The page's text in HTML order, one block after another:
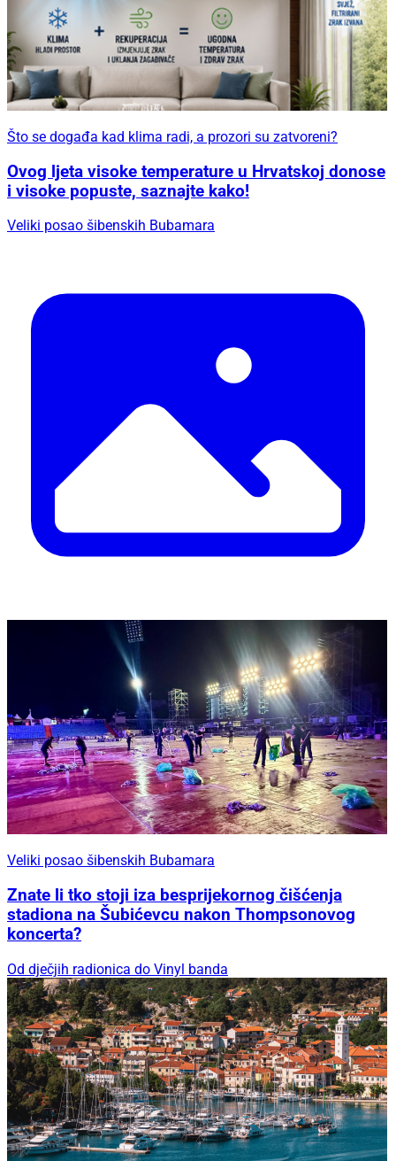
Što se događa kad klima radi, a prozori su zatvoreni?
Ovog ljeta visoke temperature u Hrvatskoj donose
i visoke popuste, saznajte kako!
Veliki posao šibenskih Bubamara
Veliki posao šibenskih Bubamara
Znate li tko stoji iza besprijekornog čišćenja
stadiona na Šubićevcu nakon Thompsonovog
koncerta?
Od dječjih radionica do Vinyl banda